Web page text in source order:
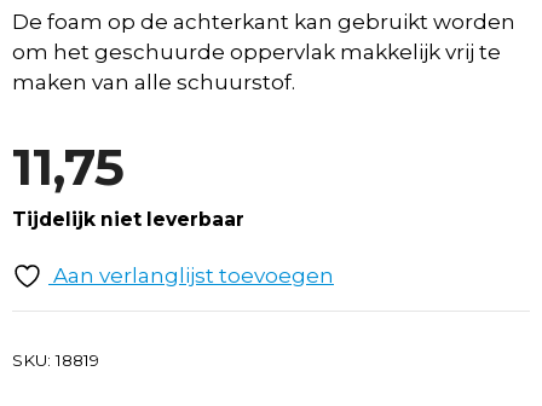
De foam op de achterkant kan gebruikt worden
om het geschuurde oppervlak makkelijk vrij te
maken van alle schuurstof.
11,75
Tijdelijk niet leverbaar
Aan verlanglijst toevoegen
SKU:18819